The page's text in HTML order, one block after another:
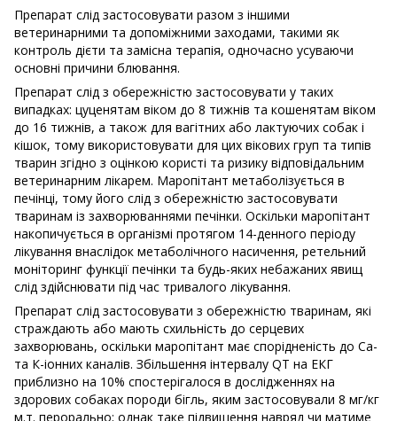
Препарат слід застосовувати разом з іншими
ветеринарними та допоміжними заходами, такими як
контроль дієти та замісна терапія, одночасно усуваючи
основні причини блювання.
Препарат слід з обережністю застосовувати у таких
випадках: цуценятам віком до 8 тижнів та кошенятам віком
до 16 тижнів, а також для вагітних або лактуючих собак і
кішок, тому використовувати для цих вікових груп та типів
тварин згідно з оцінкою користі та ризику відповідальним
ветеринарним лікарем. Маропітант метаболізується в
печінці, тому його слід з обережністю застосовувати
тваринам із захворюваннями печінки. Оскільки маропітант
накопичується в організмі протягом 14-денного періоду
лікування внаслідок метаболічного насичення, ретельний
моніторинг функції печінки та будь-яких небажаних явищ
слід здійснювати під час тривалого лікування.
Препарат слід застосовувати з обережністю тваринам, які
страждають або мають схильність до серцевих
захворювань, оскільки маропітант має спорідненість до Са-
та К-іонних каналів. Збільшення інтервалу QT на ЕКГ
приблизно на 10% спостерігалося в дослідженнях на
здорових собаках породи бігль, яким застосовували 8 мг/кг
м.т. перорально; однак таке підвищення навряд чи матиме